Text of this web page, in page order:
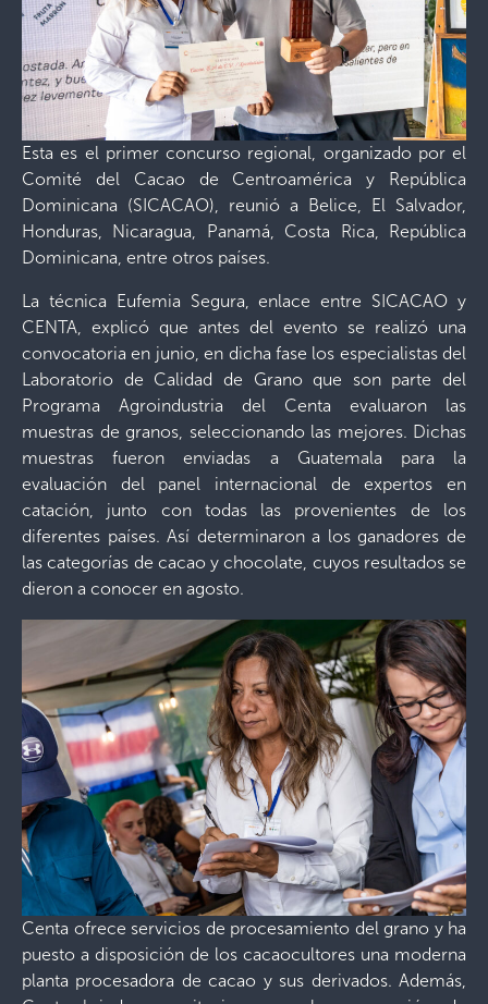
Esta es el primer concurso regional, organizado por el
Comité del Cacao de Centroamérica y República
Dominicana (SICACAO), reunió a Belice, El Salvador,
Honduras, Nicaragua, Panamá, Costa Rica, República
Dominicana, entre otros países.
La técnica Eufemia Segura, enlace entre SICACAO y
CENTA, explicó que antes del evento se realizó una
convocatoria en junio, en dicha fase los especialistas del
Laboratorio de Calidad de Grano que son parte del
Programa Agroindustria del Centa evaluaron las
muestras de granos, seleccionando las mejores. Dichas
muestras fueron enviadas a Guatemala para la
evaluación del panel internacional de expertos en
catación, junto con todas las provenientes de los
diferentes países. Así determinaron a los ganadores de
las categorías de cacao y chocolate, cuyos resultados se
dieron a conocer en agosto.
Centa ofrece servicios de procesamiento del grano y ha
puesto a disposición de los cacaocultores una moderna
planta procesadora de cacao y sus derivados. Además,